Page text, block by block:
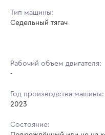
Тип машины:
Седельный тягач
Рабочий объем двигателя:
-
Год производства машины:
2023
Состояние: